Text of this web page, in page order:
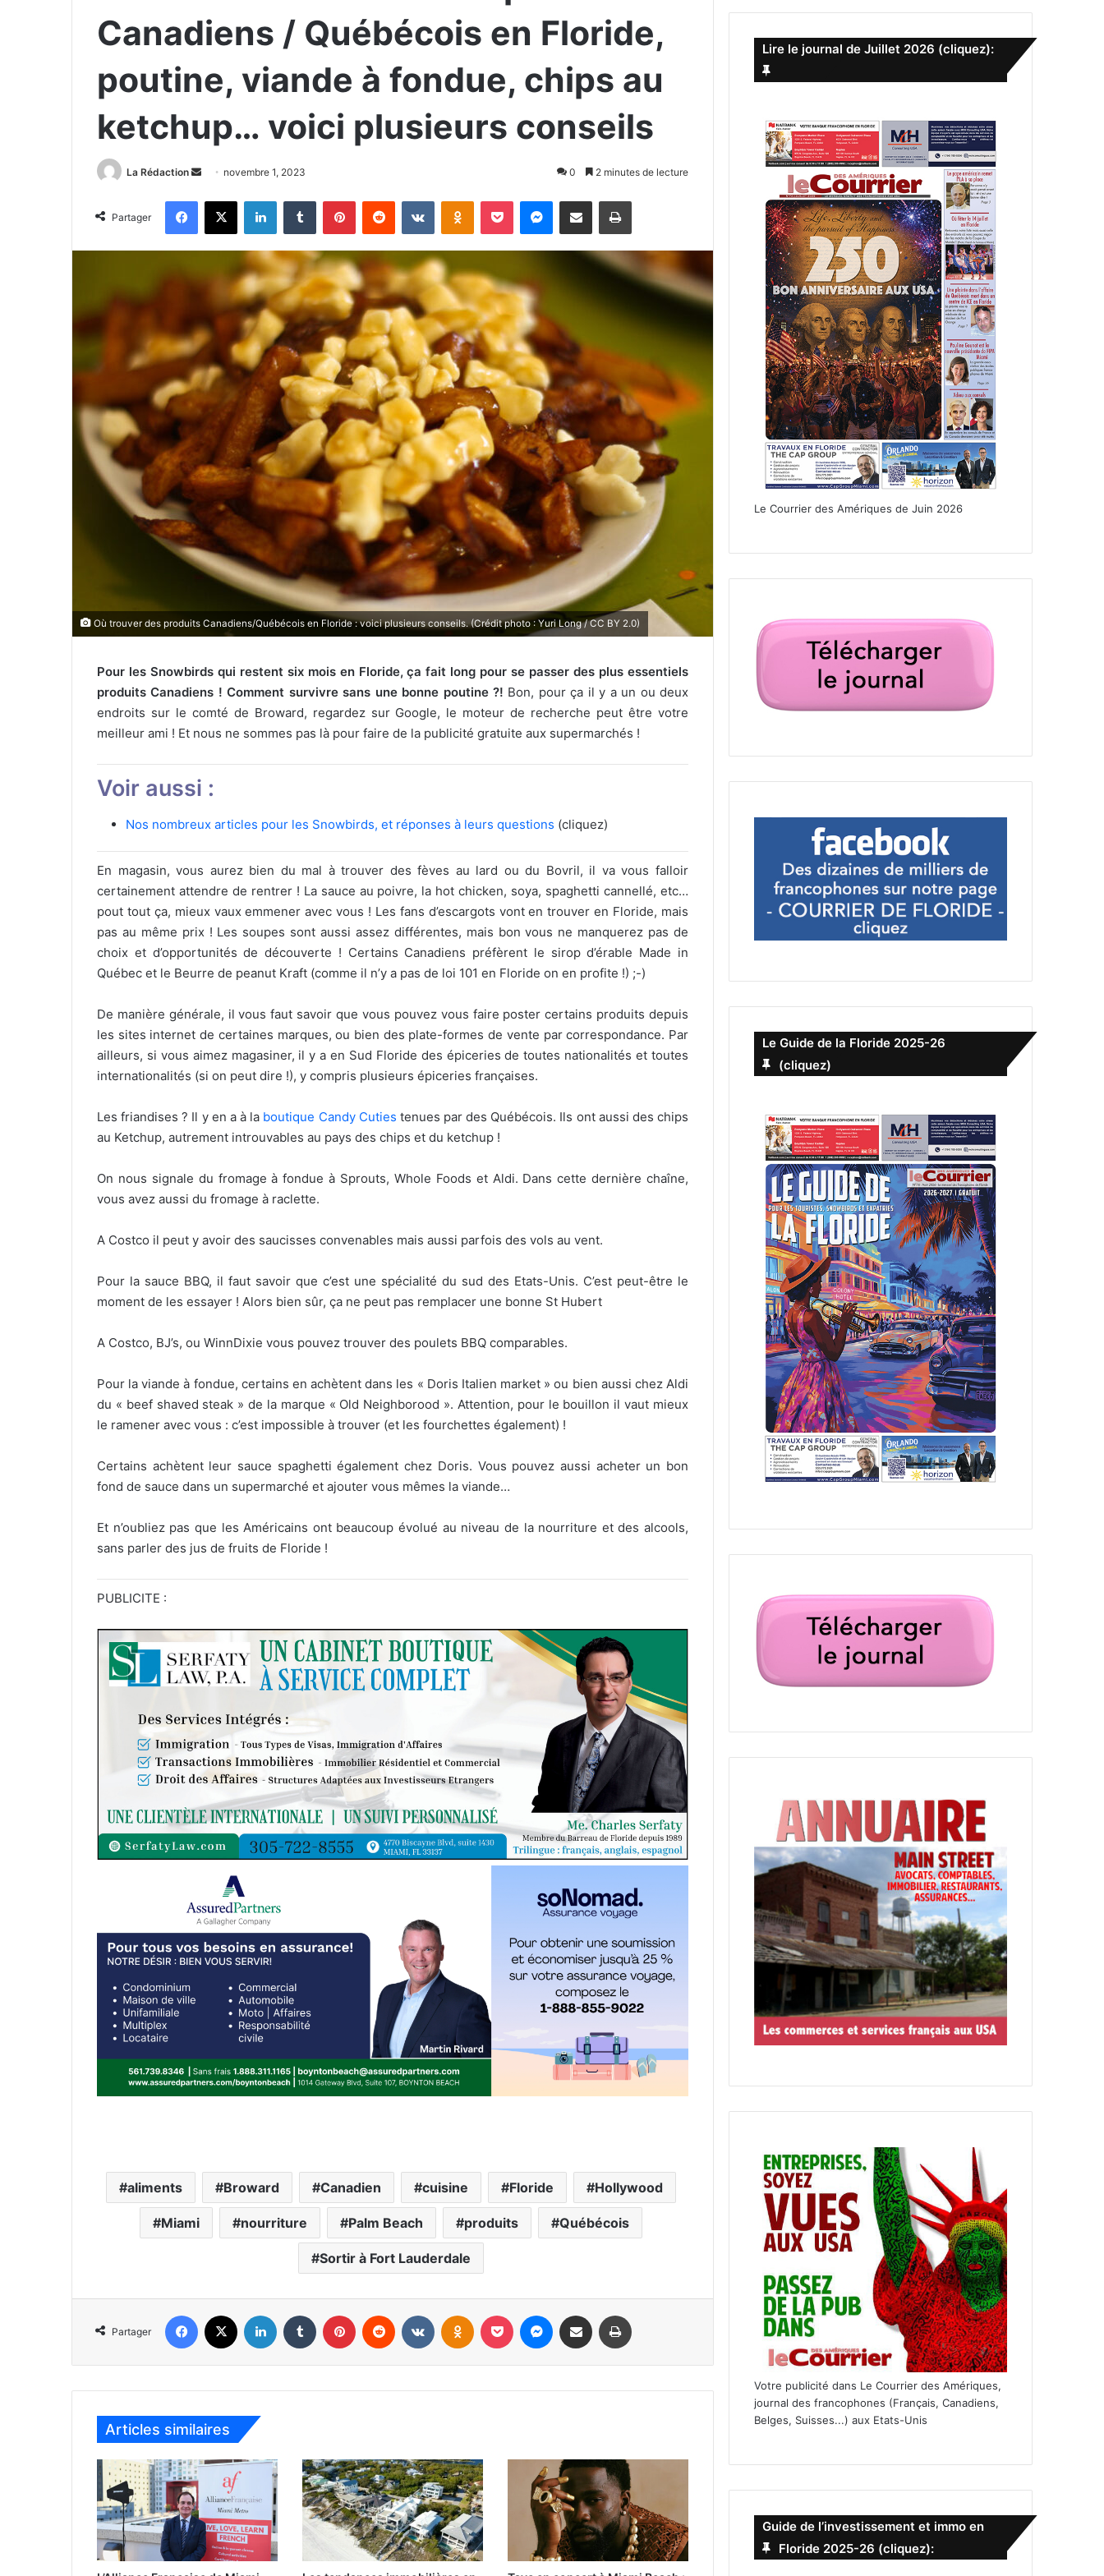
Canadiens / Québécois en Floride,
poutine, viande à fondue, chips au
ketchup… voici plusieurs conseils
La Rédaction
o
y
n
c
o
u
r
i
e
l
novembre 1, 2023 0 2 minutes de lecture
Partager
Où trouver des produits Canadiens/Québécois en Floride : voici plusieurs conseils. (Crédit photo : Yuri Long / CC BY 2.0)
Pour les Snowbirds qui restent six mois en Floride, ça fait long pour se passer des plus essentiels
produits Canadiens ! Comment survivre sans une bonne poutine ?! Bon, pour ça il y a un ou deux
endroits sur le comté de Broward, regardez sur Google, le moteur de recherche peut être votre
meilleur ami ! Et nous ne sommes pas là pour faire de la publicité gratuite aux supermarchés !
Voir aussi :
Nos nombreux articles pour les Snowbirds, et réponses à leurs questions (cliquez)
En magasin, vous aurez bien du mal à trouver des fèves au lard ou du Bovril, il va vous falloir
certainement attendre de rentrer ! La sauce au poivre, la hot chicken, soya, spaghetti cannellé, etc…
pout tout ça, mieux vaux emmener avec vous ! Les fans d’escargots vont en trouver en Floride, mais
pas au même prix ! Les soupes sont aussi assez différentes, mais bon vous ne manquerez pas de
choix et d’opportunités de découverte ! Certains Canadiens préfèrent le sirop d’érable Made in
Québec et le Beurre de peanut Kraft (comme il n’y a pas de loi 101 en Floride on en profite !) ;-)
De manière générale, il vous faut savoir que vous pouvez vous faire poster certains produits depuis
les sites internet de certaines marques, ou bien des plate-formes de vente par correspondance. Par
ailleurs, si vous aimez magasiner, il y a en Sud Floride des épiceries de toutes nationalités et toutes
internationalités (si on peut dire !), y compris plusieurs épiceries françaises.
Les friandises ? Il y en a à la boutique Candy Cuties tenues par des Québécois. Ils ont aussi des chips
au Ketchup, autrement introuvables au pays des chips et du ketchup !
On nous signale du fromage à fondue à Sprouts, Whole Foods et Aldi. Dans cette dernière chaîne,
vous avez aussi du fromage à raclette.
A Costco il peut y avoir des saucisses convenables mais aussi parfois des vols au vent.
Pour la sauce BBQ, il faut savoir que c’est une spécialité du sud des Etats-Unis. C’est peut-être le
moment de les essayer ! Alors bien sûr, ça ne peut pas remplacer une bonne St Hubert
A Costco, BJ’s, ou WinnDixie vous pouvez trouver des poulets BBQ comparables.
Pour la viande à fondue, certains en achètent dans les « Doris Italien market » ou bien aussi chez Aldi
du « beef shaved steak » de la marque « Old Neighborood ». Attention, pour le bouillon il vaut mieux
le ramener avec vous : c’est impossible à trouver (et les fourchettes également) !
Certains achètent leur sauce spaghetti également chez Doris. Vous pouvez aussi acheter un bon
fond de sauce dans un supermarché et ajouter vous mêmes la viande…
Et n’oubliez pas que les Américains ont beaucoup évolué au niveau de la nourriture et des alcools,
sans parler des jus de fruits de Floride !
PUBLICITE :
aliments Broward Canadien cuisine Floride Hollywood
Miami nourriture Palm Beach produits Québécois
Sortir à Fort Lauderdale
Partager
Articles similaires
c
h
:
Lire le journal de Juillet 2026 (cliquez):
Le Courrier des Amériques de Juin 2026
Le Guide de la Floride 2025-26
(cliquez)
Votre publicité dans Le Courrier des Amériques,
journal des francophones (Français, Canadiens,
Belges, Suisses...) aux Etats-Unis
Guide de l’investissement et immo en
Floride 2025-26 (cliquez):